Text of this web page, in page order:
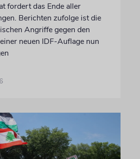
fordert das Ende aller
Berichten zufolge ist die
Angriffe gegen den
neuen IDF-Auflage nun